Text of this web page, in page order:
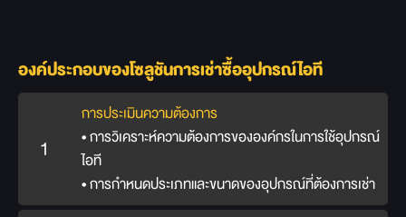
องค์ประกอบของโซลูชันการเช่าซื้ออุปกรณ์ไอที
1
การประเมินความต้องการ
• การวิเคราะห์ความต้องการขององค์กรในการใช้อุปกรณ์
ไอที
• การกำหนดประเภทและขนาดของอุปกรณ์ที่ต้องการเช่า